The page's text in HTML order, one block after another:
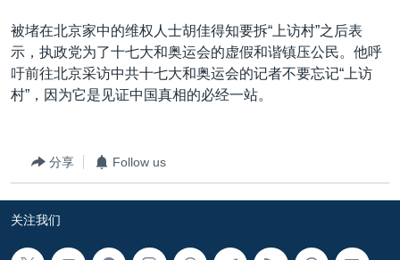
被堵在北京家中的维权人士胡佳得知要拆“上访村”之后表
示，执政党为了十七大和奥运会的虚假和谐镇压公民。他呼
吁前往北京采访中共十七大和奥运会的记者不要忘记“上访
村”，因为它是见证中国真相的必经一站。
分享 Follow us
关注我们